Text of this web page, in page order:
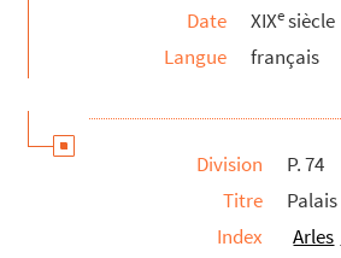
740. Correspondance historique et
741. Notes sur les fouilles de
742. Explication de toutes les inscriptions
743. Explication des inscriptions d'Arles
744. Antiquités d'Arles, par un auteur
Date
XIXesiècle
Langue
français
Division
P. 74
Titre
Index
Arles